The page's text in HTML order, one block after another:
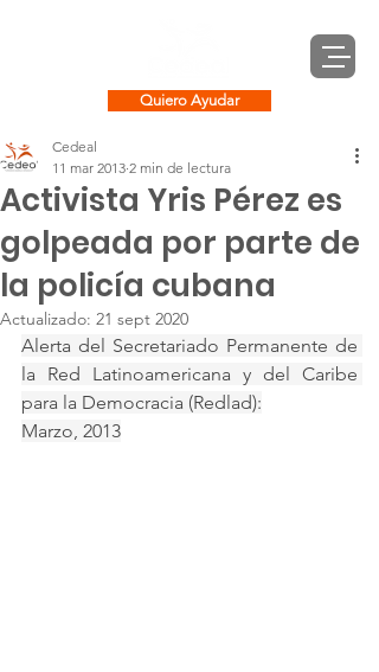
Quiero Ayudar
Activista Yris Pérez es
golpeada por parte de
la policía cubana
Cedeal
11 mar 2013 2 min de lectura
Actualizado: 21 sept 2020
Alerta del Secretariado Permanente de
la Red Latinoamericana y del Caribe
para la Democracia (Redlad):
Marzo, 2013